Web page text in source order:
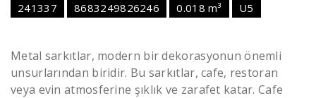
241337 8683249826246 0.018 m³ U5
Metal sarkıtlar, modern bir dekorasyonun önemli
unsurlarından biridir. Bu sarkıtlar, cafe, restoran
veya evin atmosferine şıklık ve zarafet katar. Cafe